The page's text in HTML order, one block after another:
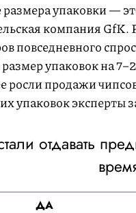
упаковки —
компания
повседневного
упаковок на
росли продажи
упаковок эксперты
отдавать
ДА